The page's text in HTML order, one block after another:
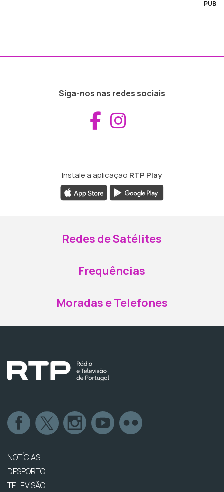
PUB
Siga-nos nas redes sociais
Aceder ao
Instale a aplicação RTP Play
Redes de Satélites
Frequências
Moradas e Telefones
NOTÍCIAS
DESPORTO
TELEVISÃO